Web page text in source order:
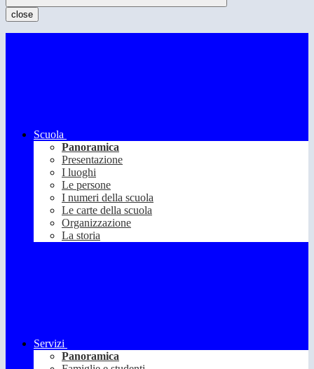
close
Scuola
Panoramica
Presentazione
I luoghi
Le persone
I numeri della scuola
Le carte della scuola
Organizzazione
La storia
Servizi
Panoramica